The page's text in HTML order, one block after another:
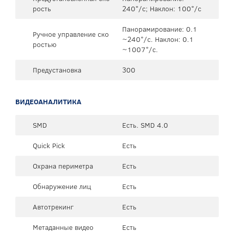
рость
240°/с; Наклон: 100°/с
Ручное управление ско
ростью
Панорамирование: 0.1
~240°/с. Наклон: 0.1
~1007°/с.
Предустановка
300
ВИДЕОАНАЛИТИКА
SMD
Есть. SMD 4.0
Quick Pick
Есть
Охрана периметра
Есть
Обнаружение лиц
Есть
Автотрекинг
Есть
Метаданные видео
Есть